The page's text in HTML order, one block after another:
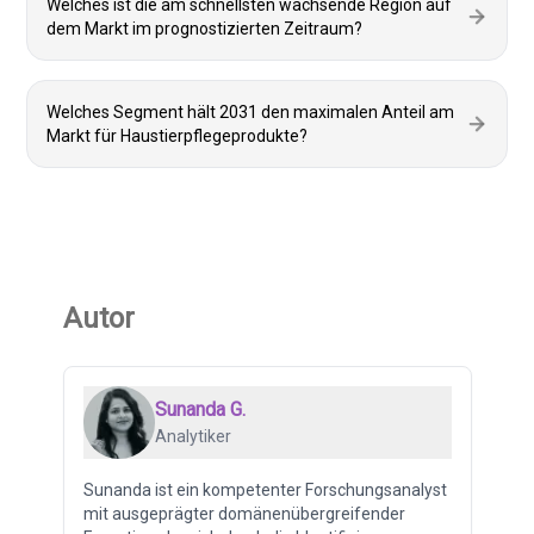
Welches ist die am schnellsten wachsende Region auf
dem Markt im prognostizierten Zeitraum?
Welches Segment hält 2031 den maximalen Anteil am
Markt für Haustierpflegeprodukte?
Autor
Sunanda G.
Analytiker
Sunanda ist ein kompetenter Forschungsanalyst
mit ausgeprägter domänenübergreifender